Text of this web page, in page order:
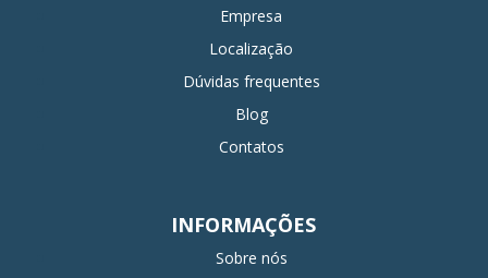
Empresa
Localização
Dúvidas frequentes
Blog
Contatos
INFORMAÇÕES
Sobre nós